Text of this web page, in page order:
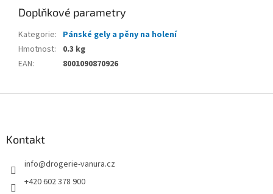
Doplňkové parametry
Kategorie: Pánské gely a pěny na holení
Hmotnost:
0.3 kg
EAN: 8001090870926
Kontakt
info@drogerie-vanura.cz
+420 602 378 900